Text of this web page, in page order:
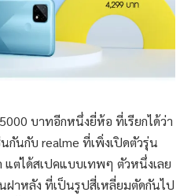
บาทอีกหนึ่งยี่ห้อ ที่เรียกได้ว่า
กันกับ realme ที่เพิ่งเปิดตัวรุ่น
ต่ได้สเปคแบบเทพๆ ตัวหนึ่งเลย
ฝาหลัง ที่เป็นรูปสี่เหลี่ยมตัดกันไป